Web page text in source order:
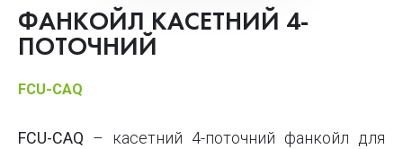
ФАНКОЙЛ КАСЕТНИЙ 4-
ПОТОЧНИЙ
FCU-CAQ
FCU-CAQ – касетний 4-поточний фанкойл для